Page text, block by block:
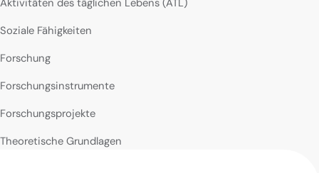
Aktivitäten des täglichen Lebens (ATL)
Soziale Fähigkeiten
Forschung
Forschungsinstrumente
Forschungsprojekte
Theoretische Grundlagen